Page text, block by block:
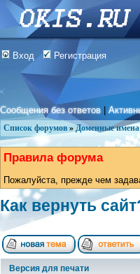
Вход Регистрация
Сообщения без ответов |
Список форумов » Доменные имена
Правила форума
Пожалуйста, прежде чем
Как вернуть
Версия для печати